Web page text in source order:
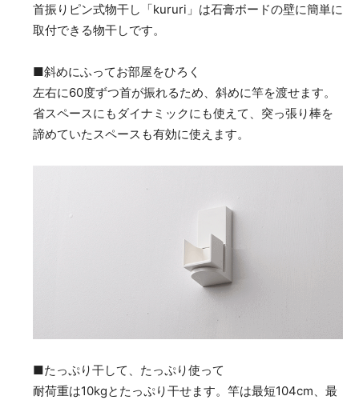
首振りピン式物干し「kururi」は石膏ボードの壁に簡単に
取付できる物干しです。
■斜めにふってお部屋をひろく
左右に60度ずつ首が振れるため、斜めに竿を渡せます。
省スペースにもダイナミックにも使えて、突っ張り棒を
諦めていたスペースも有効に使えます。
■たっぷり干して、たっぷり使って
耐荷重は10kgとたっぷり干せます。竿は最短104cm、最